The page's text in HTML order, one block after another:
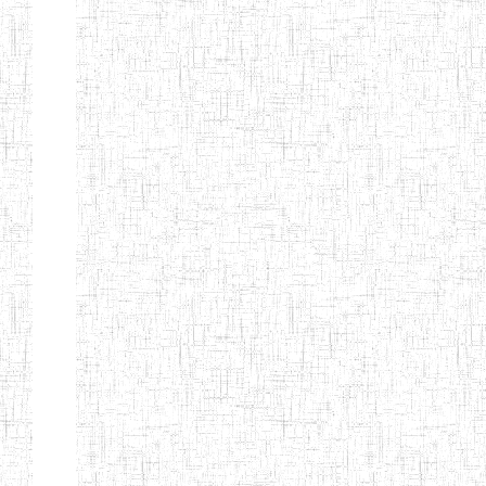
Etablissements
d'enseignement
secondaire
technique
et
professionnel
ESTP
Etablissements